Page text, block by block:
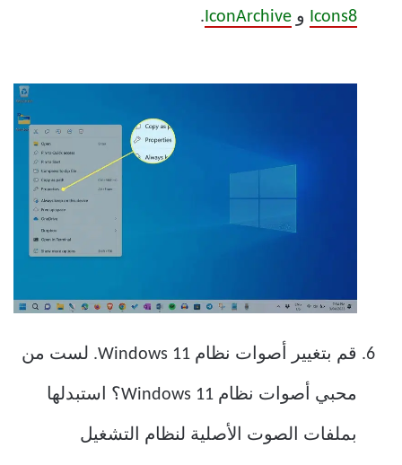
Icons8 و IconArchive
.
قم بتغيير أصوات نظام Windows 11. لست من
محبي أصوات نظام Windows 11؟ استبدلها
بملفات الصوت الأصلية لنظام التشغيل